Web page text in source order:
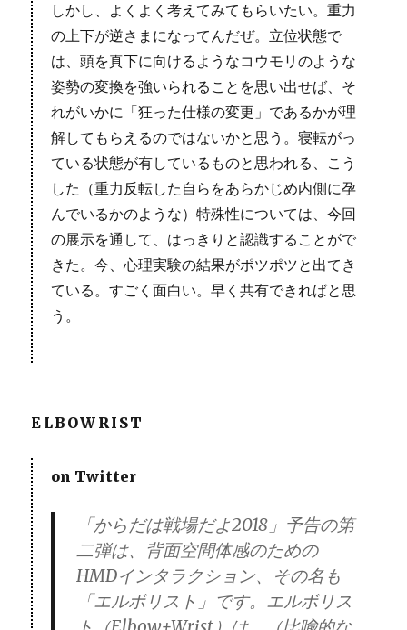
しかし、よくよく考えてみてもらいたい。重力
の上下が逆さまになってんだぜ。立位状態で
は、頭を真下に向けるようなコウモリのような
姿勢の変換を強いられることを思い出せば、そ
れがいかに「狂った仕様の変更」であるかが理
解してもらえるのではないかと思う。寝転がっ
ている状態が有しているものと思われる、こう
した（重力反転した自らをあらかじめ内側に孕
んでいるかのような）特殊性については、今回
の展示を通して、はっきりと認識することがで
きた。今、心理実験の結果がポツポツと出てき
ている。すごく面白い。早く共有できればと思
う。
ELBOWRIST
on Twitter
「からだは戦場だよ2018」予告の第
二弾は、背面空間体感のための
HMDインタラクション、その名も
「エルボリスト」です。エルボリス